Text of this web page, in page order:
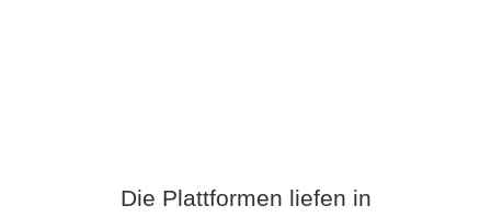
Die Plattformen liefen in